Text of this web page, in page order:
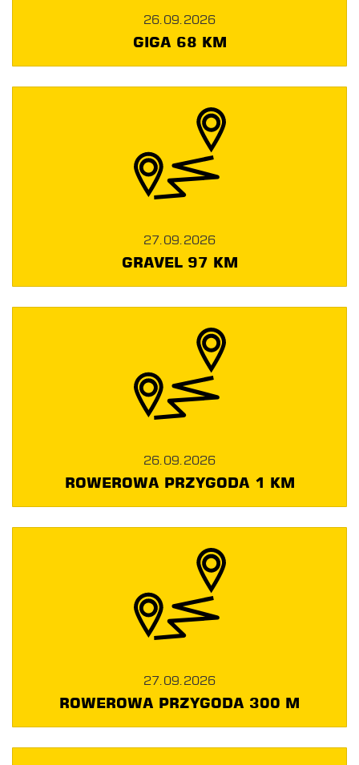
26.09.2026
GIGA 68 KM
27.09.2026
GRAVEL 97 KM
26.09.2026
ROWEROWA PRZYGODA 1 KM
27.09.2026
ROWEROWA PRZYGODA 300 M